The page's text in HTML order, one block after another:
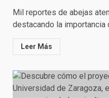
Mil reportes de abejas
destacando la importancia
Leer Más